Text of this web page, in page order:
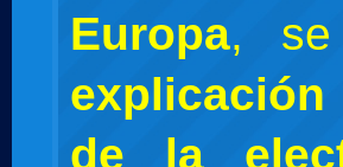
Europa, se
de la